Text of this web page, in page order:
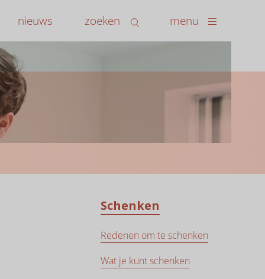
nieuws zoeken menu
Schenken
Redenen om te schenken
Wat je kunt schenken